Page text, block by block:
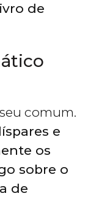
de
comum.
e
os
sobre o
de